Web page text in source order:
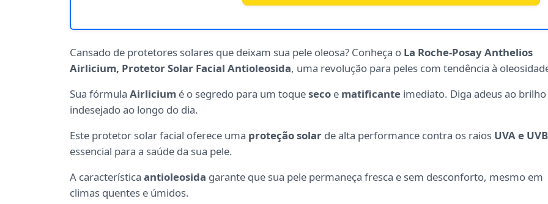
Cansado de protetores solares que deixam sua pele oleosa? Conheça o La Roche-Posay Anthelios
Airlicium, Protetor Solar Facial Antioleosida, uma revolução para peles com tendência à
Sua fórmula Airlicium é o segredo para um toqueseco e matificante imediato. Diga adeus ao brilho
indesejado ao longo do dia.
Este protetor solar facial oferece uma proteção solar de alta performance contra os raios UVA e UVB
essencial para a saúde da sua pele.
A característica antioleosida garante que sua pele permaneça fresca e sem desconforto, mesmo em
climas quentes e úmidos.